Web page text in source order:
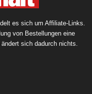
es sich um Affiliate-Links.
von Bestellungen eine
sich dadurch nichts.